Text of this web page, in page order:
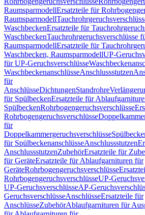
RaumsparmodellErsatzteile für
Raumsparmodell
WaschbeckenErsatzteile für
WaschbeckenTauchrohrgeruchsverschlüsse
RaumsparmodellErsatzteile für
Waschbecken, RaumsparmodellUP-
für UP-Geruchsverschlüsse
WaschbeckenanschlüsseAnschlussstutzen
für
AnschlüsseDichtungenStandrohre
für SpülbeckenErsatzteile für
SpülbeckenRohrbogengeruchsverschlüsse
Rohrbogengeruchsverschlüsse
für
Doppelkammergeruchsverschlüsse
für SpülbeckenanschlüsseAnschlussstutzen
AnschlussstutzenZubehörErsatzteile für
für GeräteErsatzteile für Ablaufgarnituren für
GeräteRohrbogengeruchsverschlüsse
RohrbogengeruchsverschlüsseUP-
UP-GeruchsverschlüsseAP-
GeruchsverschlüsseAnschlüsseErsatzteile für
AnschlüsseZubehörAblaufgarnituren für